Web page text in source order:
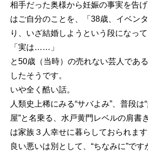
相手だった奥様から妊娠の事実を告
はご自分のことを、「38歳、イベン
り、いざ結婚しようという段になって
「実は……」
と50歳（当時）の売れない芸人であ
したそうです。
いや全く酷い話。
人類史上稀にみる“サバよみ”、普段は
屋”と名乗る、水戸黄門レベルの肩書
は家族３人幸せに暮らしておられます
良い悪いは別として、“ちなみに”で